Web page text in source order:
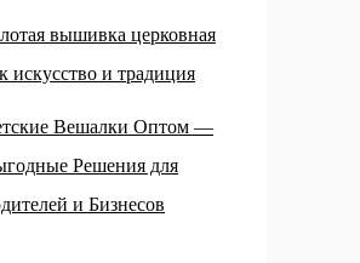
вышивка церковная
искусство и традиция
Вешалки Оптом —
Решения для
и Бизнесов